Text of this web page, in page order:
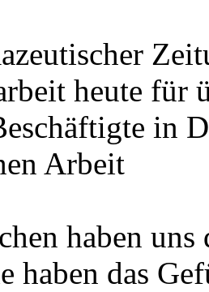
heute für
in
Arbeit
haben
haben das